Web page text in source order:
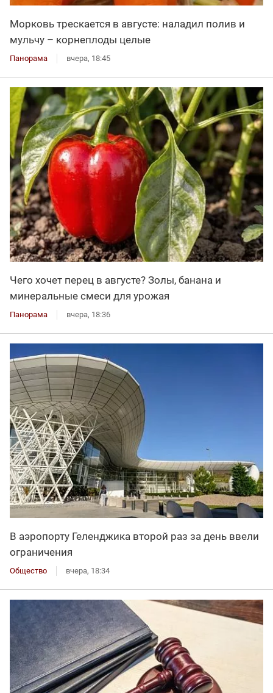
Морковь трескается в августе: наладил полив и
мульчу – корнеплоды целые
Панорама вчера, 18:45
Чего хочет перец в августе? Золы, банана и
минеральные смеси для урожая
Панорама вчера, 18:36
В аэропорту Геленджика второй раз за день ввели
ограничения
Общество вчера, 18:34